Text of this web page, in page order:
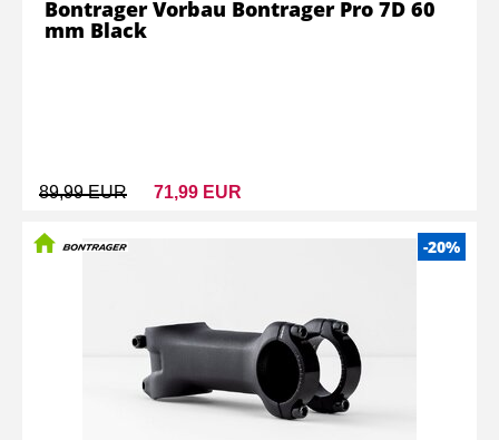
89,99 EUR 71,99 EUR
Bontrager Vorbau Bontrager Pro 7D 60
mm Black
-20%